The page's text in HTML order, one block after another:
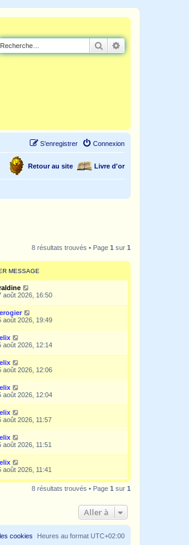
Rechercher
Connexion
S’enregistrer
Livre d'or
Retour au site
8 résultats trouvés • Page 1 sur 1
MESSAGE
août 2026, 16:50
août 2026, 19:49
août 2026, 12:14
août 2026, 12:06
août 2026, 12:04
août 2026, 11:57
août 2026, 11:51
août 2026, 11:41
8 résultats trouvés • Page 1 sur 1
Aller à
Heures au format UTC+02:00
cookies